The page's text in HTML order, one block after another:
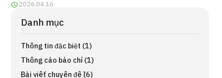
Chương trình
Tìm theo xét nghiệm / phương pháp /
cách điều trị
Tìm kiếm y học thẩm mỹ
2026.04.16
Danh mục
Thông tin đặc biệt (1)
Thông cáo báo chí (1)
Bài viết chuyên đề (6)